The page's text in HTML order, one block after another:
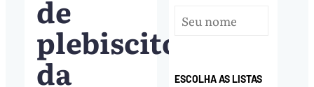
de
plebiscito
da
ESCOLHA AS LISTAS